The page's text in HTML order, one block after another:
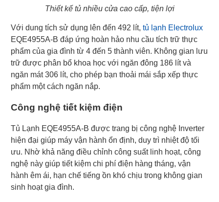
Thiết kế tủ nhiều cửa cao cấp, tiện lợi
Với dung tích sử dụng lên đến 492 lít, tủ lạnh Electrolux
EQE4955A-B đáp ứng hoàn hảo nhu cầu tích trữ thực
phẩm của gia đình từ 4 đến 5 thành viên. Không gian lưu
trữ được phân bổ khoa học với ngăn đông 186 lít và
ngăn mát 306 lít, cho phép bạn thoải mái sắp xếp thực
phẩm một cách ngăn nắp.
Công nghệ tiết kiệm điện
Tủ Lạnh EQE4955A-B được trang bị công nghệ Inverter
hiện đại giúp máy vận hành ổn định, duy trì nhiệt độ tối
ưu. Nhờ khả năng điều chỉnh công suất linh hoạt, công
nghệ này giúp tiết kiệm chi phí điện hàng tháng, vận
hành êm ái, hạn chế tiếng ồn khó chịu trong không gian
sinh hoạt gia đình.